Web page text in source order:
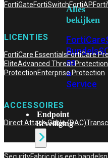
Alles
bekijken
FortiCare
Bundels
as
a
Service
Endpoint
Beveiliging
FortiGateFortiSwitchFortiAP
LICENTIES
FortiCare EssentialsFortiCare
EliteAdvanced Threat Protection
ProtectionEnterprise Protection
ACCESSOIRES
Direct Attach Cable (DAC)